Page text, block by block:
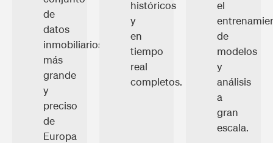
de
datos
inmobiliarios
más
grande
y
preciso
de
Europa
históricos
y
en
tiempo
real
completos.
el
de
modelos
y
análisis
a
gran
escala.